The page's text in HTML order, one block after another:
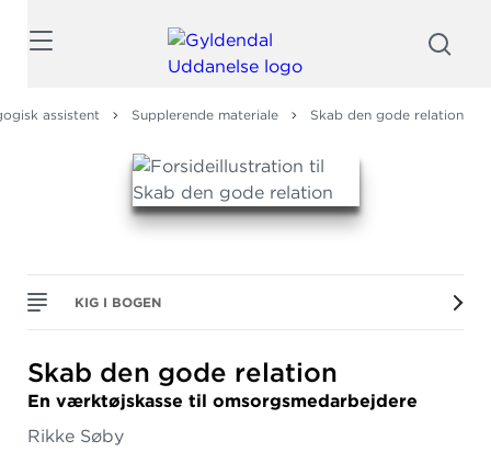
assistent Supplerende materiale Skab den gode relation
KIG I BOGEN
Skab den gode relation
En værktøjskasse til omsorgsmedarbejdere
Rikke Søby